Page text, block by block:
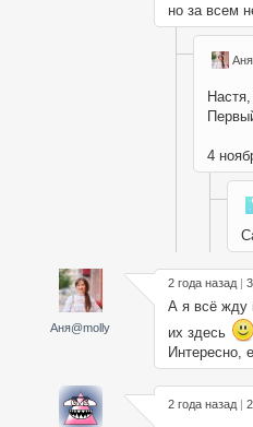
но за всем
4
Аня@molly
2 года назад | 3
А я всё жду
их здесь
Интересно,
2 года назад | 2